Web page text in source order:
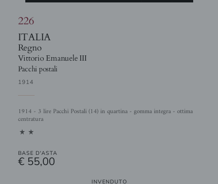
226
ITALIA
Regno
Vittorio Emanuele III
Pacchi postali
1914
1914 - 3 lire Pacchi Postali (14) in quartina - gomma integra - ottima
centratura
11
BASE D'ASTA
€ 55,00
INVENDUTO